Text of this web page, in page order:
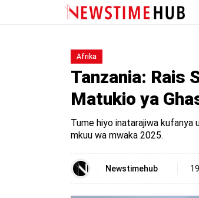
Afrika
Tanzania: Rais
Matukio ya
Tume hiyo inatarajiwa kufanya
mkuu wa mwaka 2025.
Newstimehub